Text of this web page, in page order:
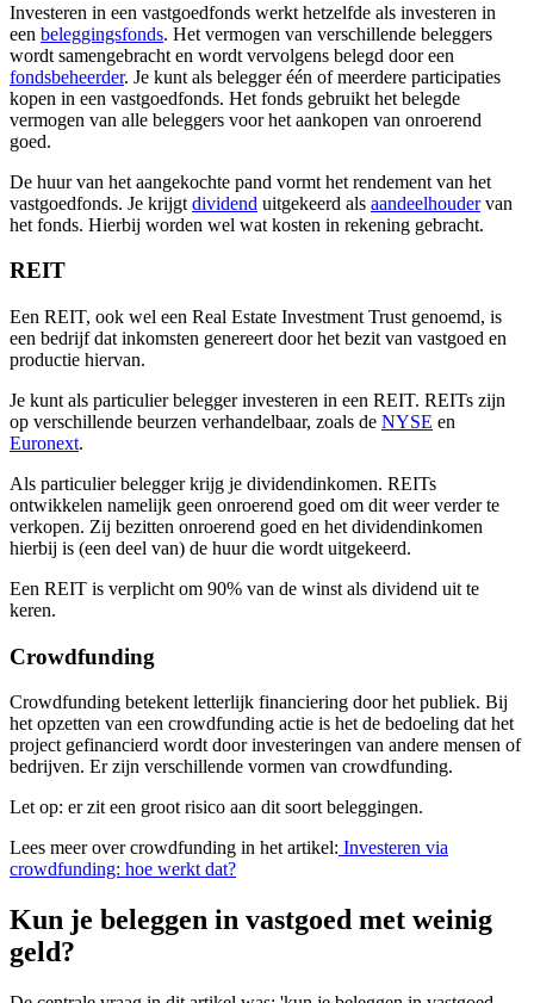
Investeren in een vastgoedfonds werkt hetzelfde als investeren in
een beleggingsfonds. Het vermogen van verschillende beleggers
wordt samengebracht en wordt vervolgens belegd door een
fondsbeheerder. Je kunt als belegger één of meerdere participaties
kopen in een vastgoedfonds. Het fonds gebruikt het belegde
vermogen van alle beleggers voor het aankopen van onroerend
goed.
De huur van het aangekochte pand vormt het rendement van het
vastgoedfonds. Je krijgt dividend uitgekeerd als aandeelhoudervan
het fonds. Hierbij worden wel wat kosten in rekening gebracht.
REIT
Een REIT, ook wel een Real Estate Investment Trust genoemd, is
een bedrijf dat inkomsten genereert door het bezit van vastgoed en
productie hiervan.
Je kunt als particulier belegger investeren in een REIT. REITs zijn
op verschillende beurzen verhandelbaar, zoals de NYSE en
Euronext.
Als particulier belegger krijg je dividendinkomen. REITs
ontwikkelen namelijk geen onroerend goed om dit weer verder te
verkopen. Zij bezitten onroerend goed en het dividendinkomen
hierbij is (een deel van) de huur die wordt uitgekeerd.
Een REIT is verplicht om 90% van de winst als dividend uit te
keren.
Crowdfunding
Crowdfunding betekent letterlijk financiering door het publiek. Bij
het opzetten van een crowdfunding actie is het de bedoeling dat het
project gefinancierd wordt door investeringen van andere mensen of
bedrijven. Er zijn verschillende vormen van crowdfunding.
Let op: er zit een groot risico aan dit soort beleggingen.
Lees meer over crowdfunding in het artikel: Investeren via
crowdfunding: hoe werkt dat?
Kun je beleggen in vastgoed met weinig
geld?